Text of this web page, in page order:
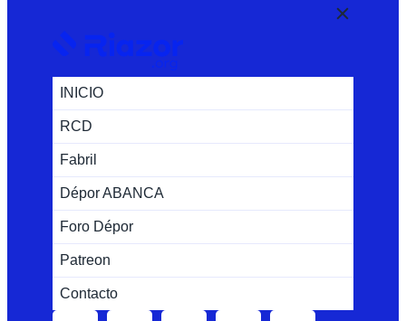
INICIO
RCD
Fabril
Dépor ABANCA
Foro Dépor
Patreon
Contacto